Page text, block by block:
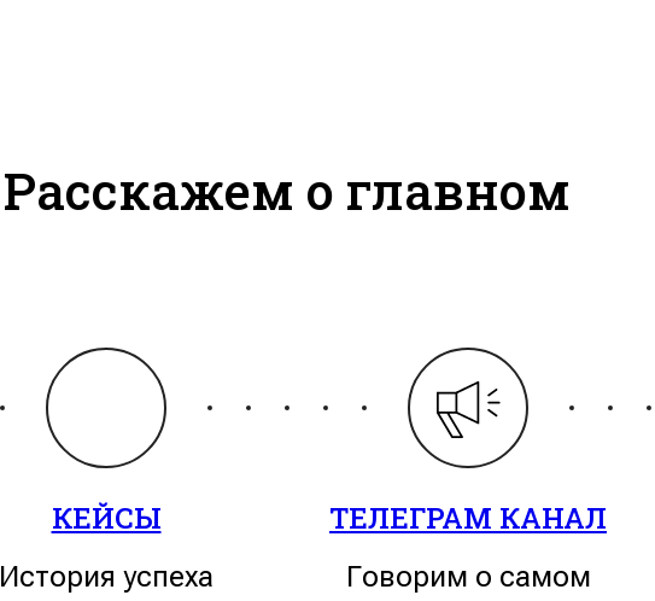
Расскажем о главном
КЕЙСЫ
История успеха
ТЕЛЕГРАМ КАНАЛ
Говорим о самом